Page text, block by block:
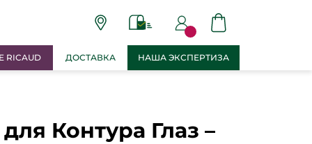
RICAUD ДОСТАВКА НАША ЭКСПЕРТИЗА
Контура Глаз –